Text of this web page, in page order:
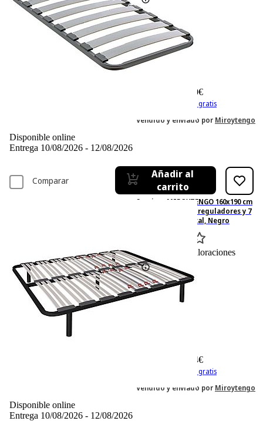
147,90€
IVA incl. Con envío gratis
Vendido y enviado por Miroytengo
Disponible online
Entrega 10/08/2026 - 12/08/2026
Comparar
Añadir al
carrito
Somier - MIROYTENGO 160x190 cm
multiláminas con reguladores y 7
patas, 160 cm, Metal, Negro
0 Basado en 0 valoraciones
155,04€
IVA incl. Con envío gratis
Vendido y enviado por Miroytengo
Disponible online
Entrega 10/08/2026 - 12/08/2026